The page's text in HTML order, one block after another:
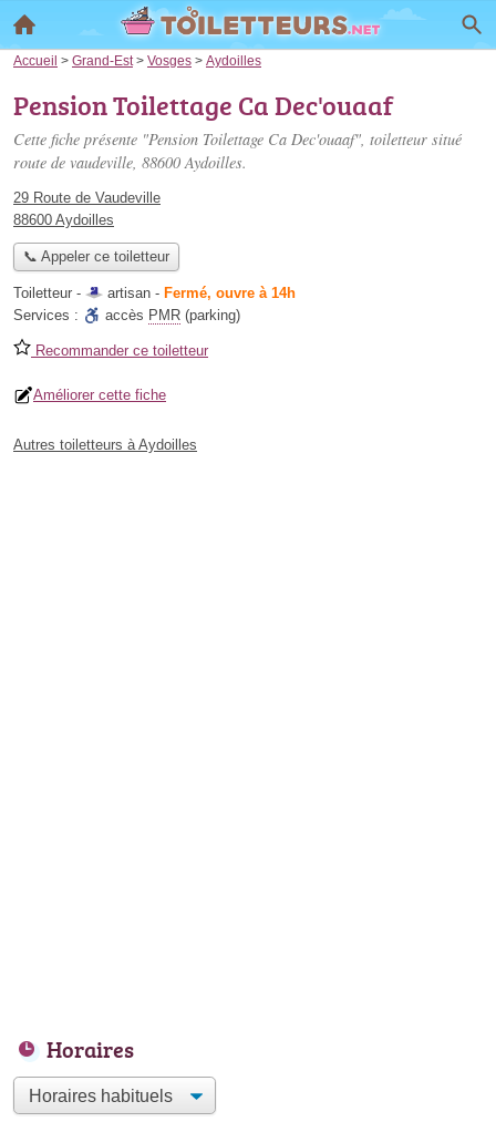
Accueil > Grand-Est > Vosges > Aydoilles
Pension Toilettage Ca Dec'ouaaf
Cette fiche présente "Pension Toilettage Ca Dec'ouaaf", toiletteur situé
route de vaudeville, 88600 Aydoilles.
29 Route de Vaudeville
88600 Aydoilles
📞 Appeler ce toiletteur
Toiletteur - artisan - Fermé, ouvre à 14h
Services :
accès PMR (parking)
Recommander ce toiletteur
Améliorer cette fiche
Autres toiletteurs à Aydoilles
Horaires